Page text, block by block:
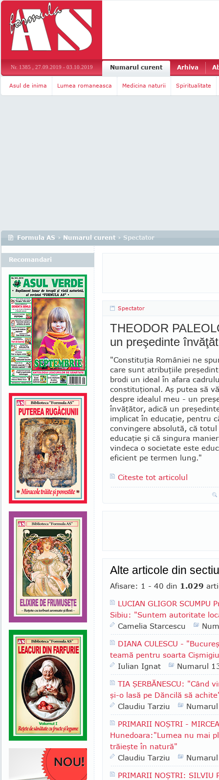
Nr. 1385 , 27.09.2019 - 03.10.2019 Numarul curent Arhiva
Asul de inima Lumea romaneasca Medicina naturii Spiritualitate
Formula AS › Numarul curent › Spectator
Spectator
THEODOR
un preşedinte
"Constituţia României ne
care sunt atribuţiile
brodi un ideal în afara
constituţional. Aş putea să
despre idealul meu - un
învăţător, adică un
implicat în educaţie, pentru
convingere absolută, că
educaţie şi că singura
vindeca o so­cietate este
eficient pe termen lung."
Citeste tot articolul
Alte articole din
Afisare: 1 - 40 din 1.029
LUCIAN GLIGOR
Sibiu: "Suntem autoritate
Camelia Starcescu
DIANA CULESCU -
teamă pentru soarta
Iulian Ignat
Numarul
TIA ŞERBĂNESCU: "Când
şi-o lasă pe Dăncilă să
Claudiu Tarziu
PRIMARII NOŞTRI -
Hunedoara:"Lumea nu mai
trăieşte în natură"
Claudiu Tarziu
PRIMARII NOŞTRI: SILVIU
Recomandari